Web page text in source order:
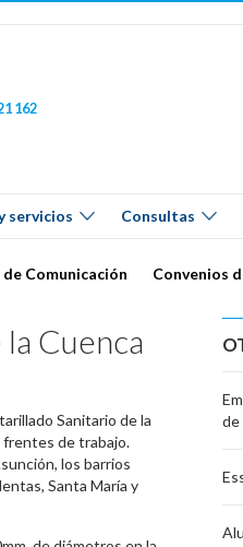
162
servicios Consultas
de Comunicación Convenios
Cuenca
Sanitario de la
frentes de trabajo.
los barrios
Santa María y
de